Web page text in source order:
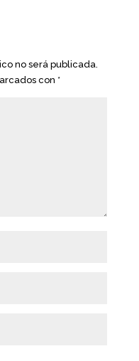
no será publicada.
con *